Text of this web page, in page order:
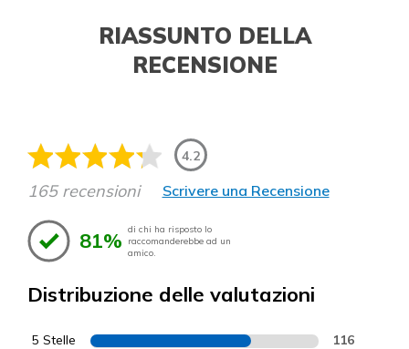
RIASSUNTO DELLA
RECENSIONE
4.2
165 recensioni Scrivere una Recensione
81% di chi ha risposto lo
raccomanderebbe ad un
amico.
Distribuzione delle valutazioni
5 Stelle 116